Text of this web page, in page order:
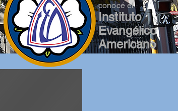
conocé el
Instituto
Evangélico
Americano